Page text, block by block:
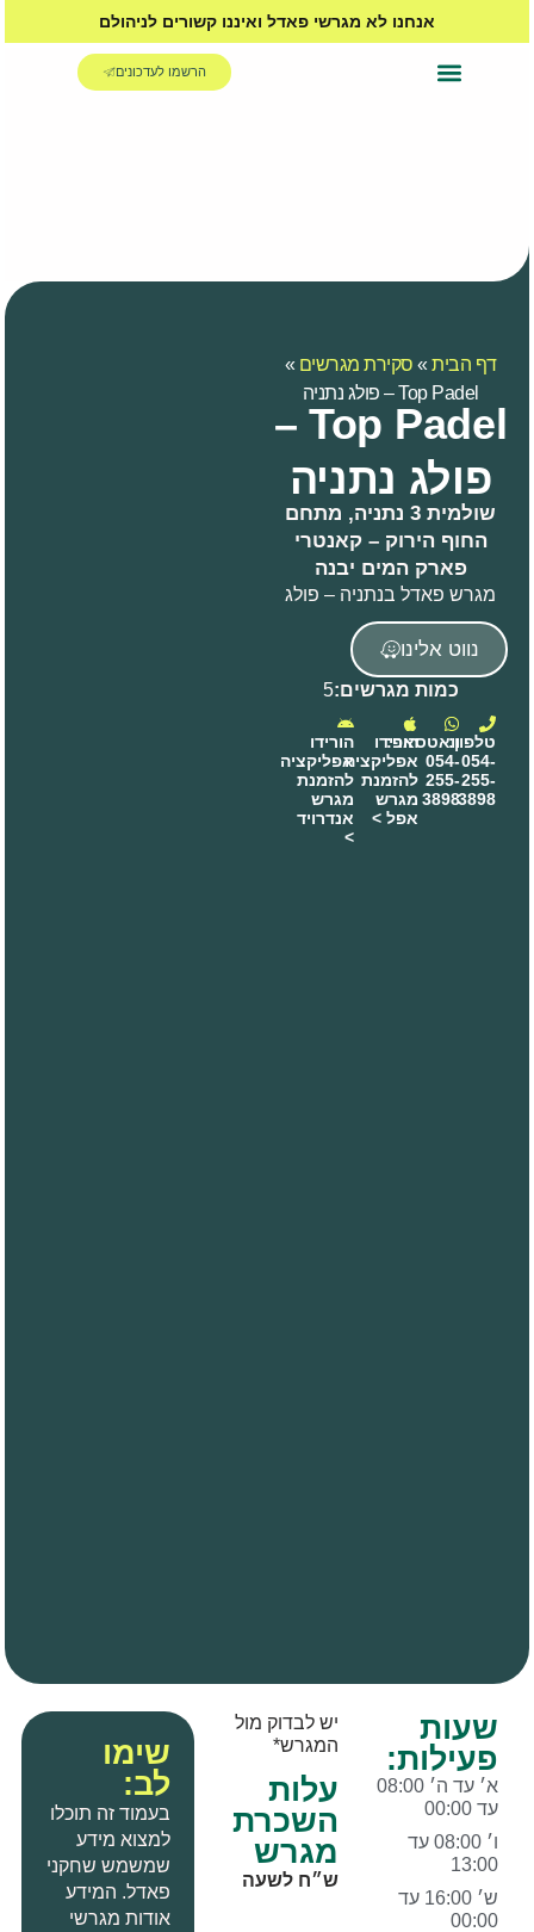
אנחנו לא מגרשי פאדל ואיננו קשורים לניהולם
הרשמו לעדכונים
דף הבית» סקירת מגרשים »
Top Padel – פולג נתניה
Top Padel –
פולג נתניה
שולמית 3 נתניה, מתחם
החוף הירוק – קאנטרי
פארק המים יבנה
מגרש פאדל בנתניה – פולג
נווט אלינו
כמות מגרשים:5
טלפון:
054-
255-
3898
וואטסאפ:
054-
255-
3898
הורידו
אפליקציה
להזמנת
מגרש
אפל >
הורידו
אפליקציה
להזמנת
מגרש
אנדרויד
>
שעות
פעילות:
א׳ עד ה׳ 08:00
עד 00:00
ו׳ 08:00 עד
13:00
ש׳ 16:00 עד
00:00
יש לבדוק מול
המגרש*
עלות
השכרת
מגרש
ש״ח לשעה
שימו
לב:
בעמוד זה תוכלו
למצוא מידע
שמשמש שחקני
פאדל. המידע
אודות מגרשי